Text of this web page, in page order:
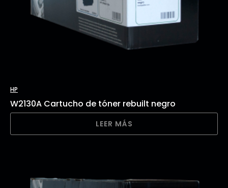
HP
W2130A Cartucho de tóner rebuilt negro
LEER MÁS